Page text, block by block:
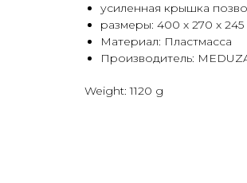
усиленная крышка
размеры: 400 х 270 х
Материал: Пластмасса
Производитель:
Weight: 1120 g